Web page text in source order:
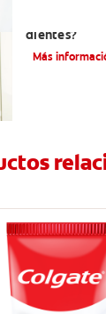
dientes?
Más